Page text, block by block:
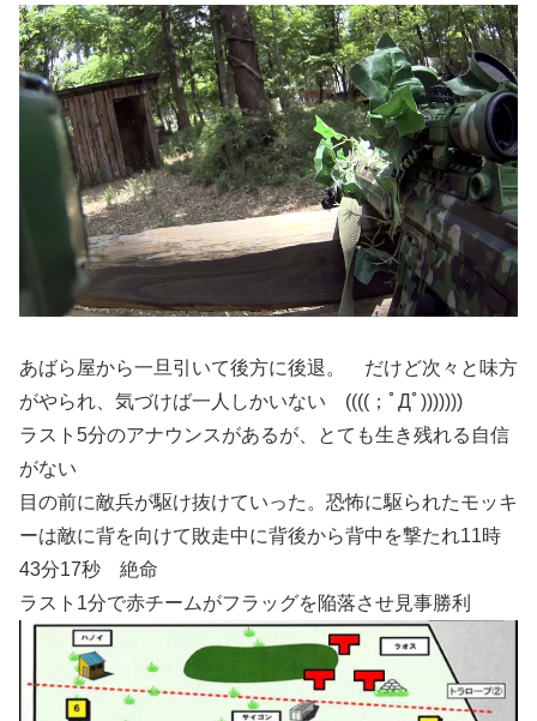
あばら屋から一旦引いて後方に後退。 だけど次々と味方
がやられ、気づけば一人しかいない ((((；ﾟДﾟ)))))))
ラスト5分のアナウンスがあるが、とても生き残れる自信
がない
目の前に敵兵が駆け抜けていった。恐怖に駆られたモッキ
ーは敵に背を向けて敗走中に背後から背中を撃たれ11時
43分17秒 絶命
ラスト1分で赤チームがフラッグを陥落させ見事勝利